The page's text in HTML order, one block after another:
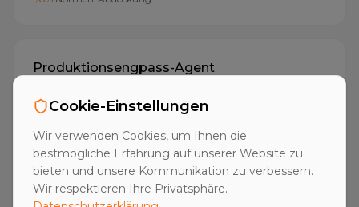
Produktionsengpass-Agent
Erkennt Kapazitätsengpässe,
Schichtausweitungen und Produktionsausfälle als
Cookie-Einstellungen
Wir verwenden Cookies, um Ihnen die
bestmögliche Erfahrung auf unserer Website zu
bieten und unsere Kommunikation zu verbessern.
Wir respektieren Ihre Privatsphäre.